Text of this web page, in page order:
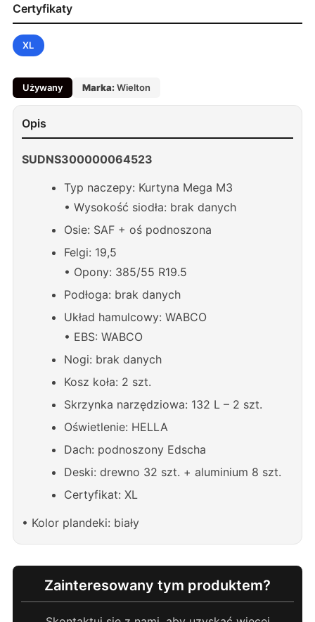
Certyfikaty
XL
Używany Marka:Wielton
Opis
SUDNS300000064523
Typ naczepy: Kurtyna Mega M3
• Wysokość siodła: brak danych
Osie: SAF + oś podnoszona
Felgi: 19,5
• Opony: 385/55 R19.5
Podłoga: brak danych
Układ hamulcowy: WABCO
• EBS: WABCO
Nogi: brak danych
Kosz koła: 2 szt.
Skrzynka narzędziowa: 132 L – 2 szt.
Oświetlenie: HELLA
Dach: podnoszony Edscha
Deski: drewno 32 szt. + aluminium 8 szt.
Certyfikat: XL
• Kolor plandeki: biały
Zainteresowany tym produktem?